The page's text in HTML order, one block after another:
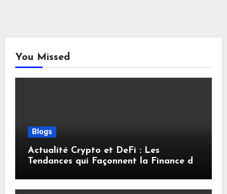
You Missed
Blogs
Actualité Crypto et DeFi : Les
Tendances qui Façonnent la Finance de